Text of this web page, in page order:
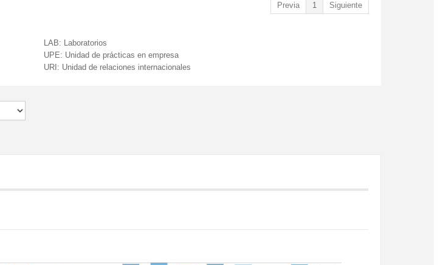
Previa 1 Siguiente
LAB: Laboratorios
UPE: Unidad de prácticas en empresa
URI: Unidad de relaciones internacionales